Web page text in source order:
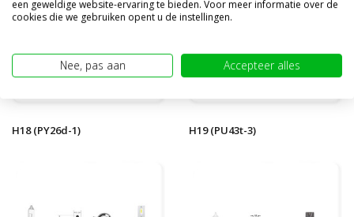
H18 (PY26d-1) H19 (PU43t-3)
een geweldige website-ervaring te bieden. Voor meer informatie over de
cookies die we gebruiken opent u de instellingen.
Nee, pas aan Accepteer alles